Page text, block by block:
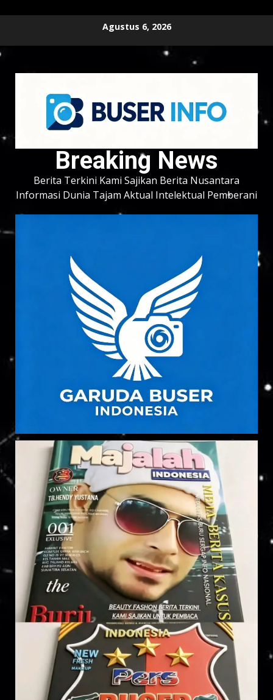
content
Agustus 6, 2026
Breaking News
Berita Terkini Kami Sajikan Berita Nusantara
Informasi Dunia Tajam Aktual Intelektual Pemberani